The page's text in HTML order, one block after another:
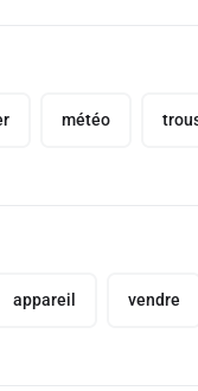
météo
appareil vendre